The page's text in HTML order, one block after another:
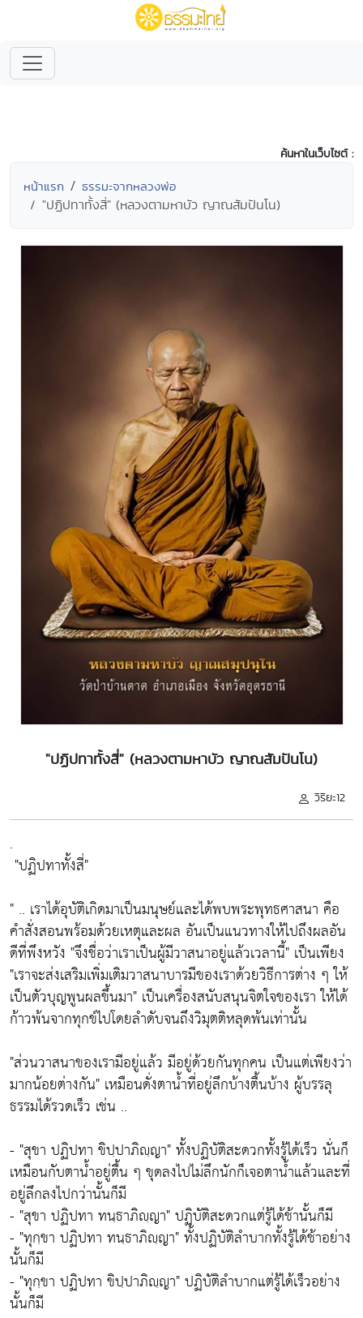
ค้นหาในเว็บไซต์ :
หน้าแรก ธรรมะจากหลวงพ่อ
"ปฏิปทาทั้งสี่" (หลวงตามหาบัว ญาณสัมปันโน)
"ปฏิปทาทั้งสี่" (หลวงตามหาบัว ญาณสัมปันโน)
วิริยะ12
.
"ปฏิปทาทั้งสี่"
" .. เราได้อุบัติเกิดมาเป็นมนุษย์และได้พบพระพุทธศาสนา คือ
คำสั่งสอนพร้อมด้วยเหตุและผล อันเป็นแนวทางให้ไปถึงผลอัน
ดีที่พึงหวัง "จึงชื่อว่าเราเป็นผู้มีวาสนาอยู่แล้วเวลานี้" เป็นเพียง
"เราจะส่งเสริมเพิ่มเติมวาสนาบารมีของเราด้วยวิธีการต่าง ๆ ให้
เป็นตัวบุญพูนผลขึ้นมา" เป็นเครื่องสนับสนุนจิตใจของเรา ให้ได้
ก้าวพ้นจากทุกข์ไปโดยลำดับจนถึงวิมุตติหลุดพ้นเท่านั้น
"ส่วนวาสนาของเรามีอยู่แล้ว มีอยู่ด้วยกันทุกคน เป็นแต่เพียงว่า
มากน้อยต่างกัน" เหมือนดั่งตาน้ำที่อยู่ลึกบ้างตื้นบ้าง ผู้บรรลุ
ธรรมได้รวดเร็ว เช่น ..
- "สุขา ปฏิปทา ขิปฺปาภิญฺญา"ทั้งปฏิบัติสะดวกทั้งรู้ได้เร็ว นั่นก็
เหมือนกับตาน้ำอยู่ตื้น ๆ ขุดลงไปไม่ลึกนักก็เจอตาน้ำแล้วและที่
อยู่ลึกลงไปกว่านั้นก็มี
- "สุขา ปฏิปทา ทนฺธาภิญฺญา"ปฏิบัติสะดวกแต่รู้ได้ช้านั้นก็มี
- "ทุกฺขา ปฏิปทา ทนฺธาภิญฺญา"ทั้งปฏิบัติลำบากทั้งรู้ได้ช้าอย่าง
นั้นก็มี
- "ทุกฺขา ปฏิปทา ขิปฺปาภิญฺญา"ปฏิบัติลำบากแต่รู้ได้เร็วอย่าง
นั้นก็มี